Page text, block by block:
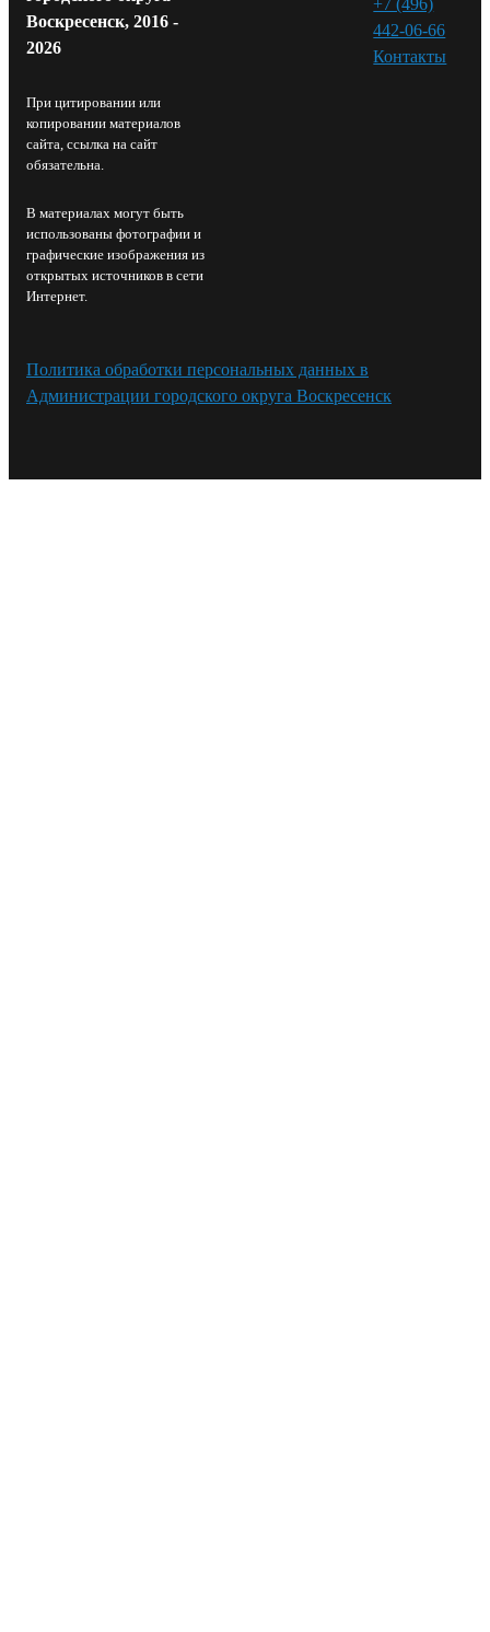
Воскресенск, 2016 -
2026
При цитировании или
копировании материалов
сайта, ссылка на сайт
обязательна.
В материалах могут быть
использованы фотографии и
графические изображения из
открытых источников в сети
Интернет.
442-06-66
Контакты⁠
Политика обработки персональных данных в
Администрации городского округа Воскресенск